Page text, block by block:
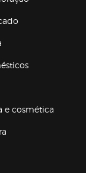
e cosmética